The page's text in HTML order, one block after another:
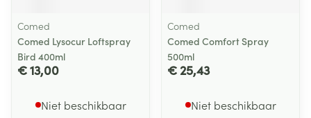
Comed
Comed Lysocur Loftspray
Bird 400ml
€ 13,00
Niet beschikbaar
Comed
Comed Comfort Spray
500ml
€ 25,43
Niet beschikbaar